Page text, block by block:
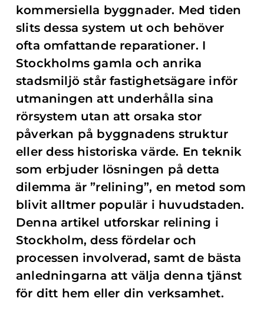
kommersiella byggnader. Med tiden
slits dessa system ut och behöver
ofta omfattande reparationer. I
Stockholms gamla och anrika
stadsmiljö står fastighetsägare inför
utmaningen att underhålla sina
rörsystem utan att orsaka stor
påverkan på byggnadens struktur
eller dess historiska värde. En teknik
som erbjuder lösningen på detta
dilemma är ”relining”, en metod som
blivit alltmer populär i huvudstaden.
Denna artikel utforskar relining i
Stockholm, dess fördelar och
processen involverad, samt de bästa
anledningarna att välja denna tjänst
för ditt hem eller din verksamhet.